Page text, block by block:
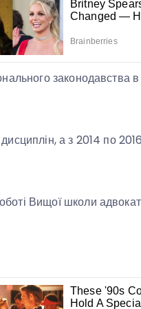
законодавства в
а з 2014 по
Вищої школи